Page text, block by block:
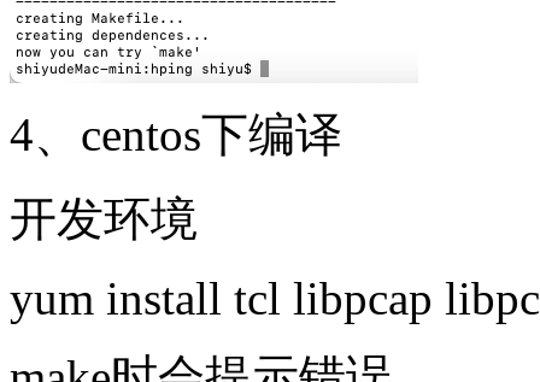
4、centos下编译
开发环境
yum install tcl libpcap